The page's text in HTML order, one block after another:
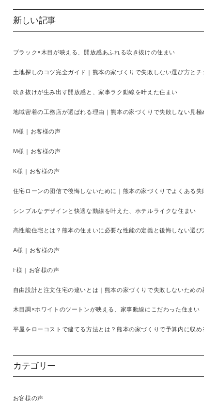
新しい記事
ブラック×木目が映える、開放感あふれる吹き抜けの住まい
土地探しのコツ完全ガイド｜熊本の家づくりで失敗しない選び方とチェッ
吹き抜けが生み出す開放感と、家事ラク動線を叶えた住まい
地域密着の工務店が選ばれる理由｜熊本の家づくりで失敗しない見極め方
M様｜お客様の声
M様｜お客様の声
K様｜お客様の声
住宅ローンの団信で後悔しないために｜熊本の家づくりでよくある失敗と
シンプルなデザインと快適な動線を叶えた、ホテルライクな住まい
高性能住宅とは？熊本の住まいに必要な性能の定義と後悔しない選び方を
A様｜お客様の声
F様｜お客様の声
自由設計と注文住宅の違いとは｜熊本の家づくりで失敗しないための基準
木目調×ホワイトのツートンが映える、家事動線にこだわった住まい
平屋をローコストで建てる方法とは？熊本の家づくりで予算内に収めるコ
カテゴリー
お客様の声